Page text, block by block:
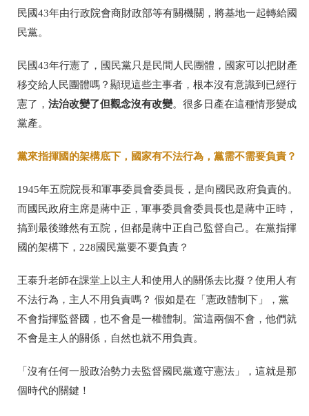
民國43年由行政院會商財政部等有關機關，將基地一起轉給國
民黨。
民國43年行憲了，國民黨只是民間人民團體，國家可以把財產
移交給人民團體嗎？顯現這些主事者，根本沒有意識到已經行
憲了， 法治改變了但觀念沒有改變。很多日產在這種情形變成
黨產。
黨來指揮國的架構底下，國家有不法行為，黨需不需要負責？
1945年五院院長和軍事委員會委員長，是向國民政府負責的。
而國民政府主席是蔣中正，軍事委員會委員長也是蔣中正時，
搞到最後雖然有五院，但都是蔣中正自己監督自己。在黨指揮
國的架構下，228國民黨要不要負責？
王泰升老師在課堂上以主人和使用人的關係去比擬？使用人有
不法行為，主人不用負責嗎？ 假如是在「憲政體制下」，黨
不會指揮監督國，也不會是一權體制。當這兩個不會，他們就
不會是主人的關係，自然也就不用負責。
「沒有任何一股政治勢力去監督國民黨遵守憲法」，這就是那
個時代的關鍵！